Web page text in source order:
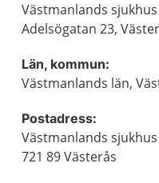
Västmanlands
Adelsögatan 23,
Län, kommun:
Västmanlands län,
Postadress:
Västmanlands
721 89 Västerås